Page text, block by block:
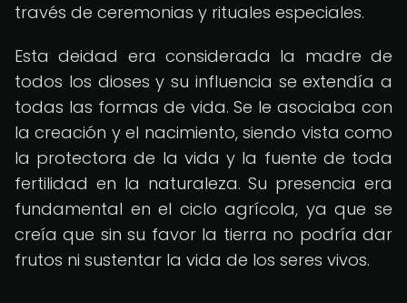
través de ceremonias y rituales especiales.
Esta deidad era considerada la madre de
todos los dioses y su influencia se extendía a
todas las formas de vida. Se le asociaba con
la creación y el nacimiento, siendo vista como
la protectora de la vida y la fuente de toda
fertilidad en la naturaleza. Su presencia era
fundamental en el ciclo agrícola, ya que se
creía que sin su favor la tierra no podría dar
frutos ni sustentar la vida de los seres vivos.